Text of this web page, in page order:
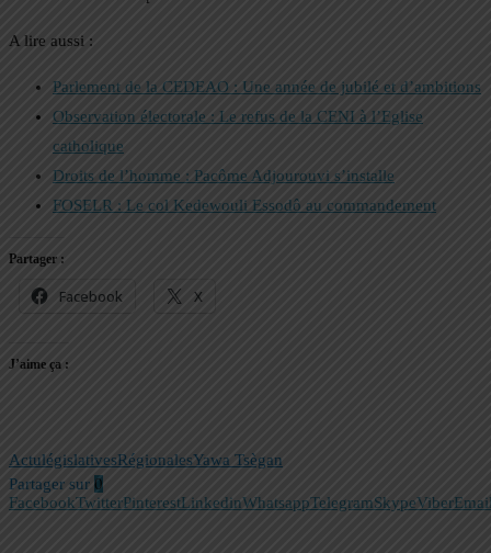
A lire aussi :
Parlement de la CEDEAO : Une année de jubilé et d’ambitions
Observation électorale : Le refus de la CENI à l’Eglise
catholique
Droits de l’homme : Pacôme Adjourouvi s’installe
FOSELR : Le col Kedewouli Essodô au commandement
Partager :
Facebook X
J’aime ça :
ActulégislativesRégionalesYawa Tsègan
Partager sur 0
FacebookTwitterPinterestLinkedinWhatsappTelegramSkypeViber